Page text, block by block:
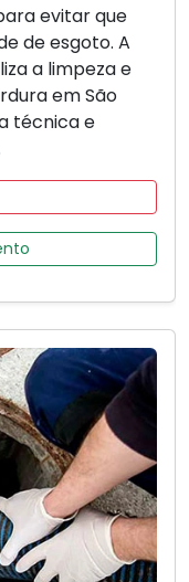
evitar que
de esgoto. A
a limpeza e
em São
técnica e